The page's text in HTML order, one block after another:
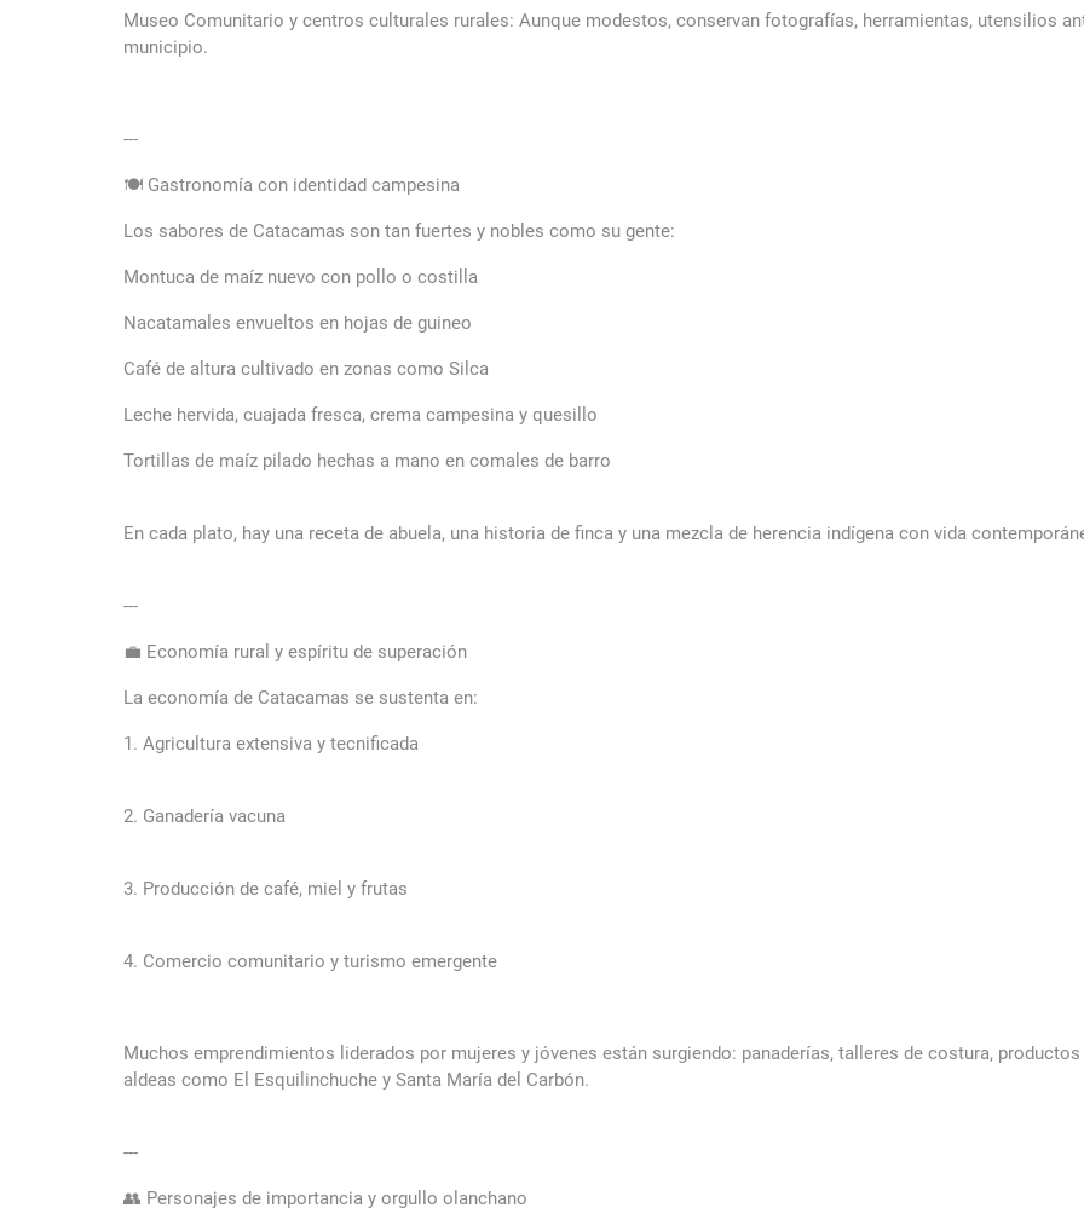
Museo Comunitario y centros culturales rurales: Aunque modestos, conservan fotografías, herramientas, utensilios
municipio.
---
🍽️ Gastronomía con identidad campesina
Los sabores de Catacamas son tan fuertes y nobles como su gente:
Montuca de maíz nuevo con pollo o costilla
Nacatamales envueltos en hojas de guineo
Café de altura cultivado en zonas como Silca
Leche hervida, cuajada fresca, crema campesina y quesillo
Tortillas de maíz pilado hechas a mano en comales de barro
En cada plato, hay una receta de abuela, una historia de finca y una mezcla de herencia indígena con vida
---
💼 Economía rural y espíritu de superación
La economía de Catacamas se sustenta en:
1. Agricultura extensiva y tecnificada
2. Ganadería vacuna
3. Producción de café, miel y frutas
4. Comercio comunitario y turismo emergente
Muchos emprendimientos liderados por mujeres y jóvenes están surgiendo: panaderías, talleres de costura,
aldeas como El Esquilinchuche y Santa María del Carbón.
---
👥 Personajes de importancia y orgullo olanchano